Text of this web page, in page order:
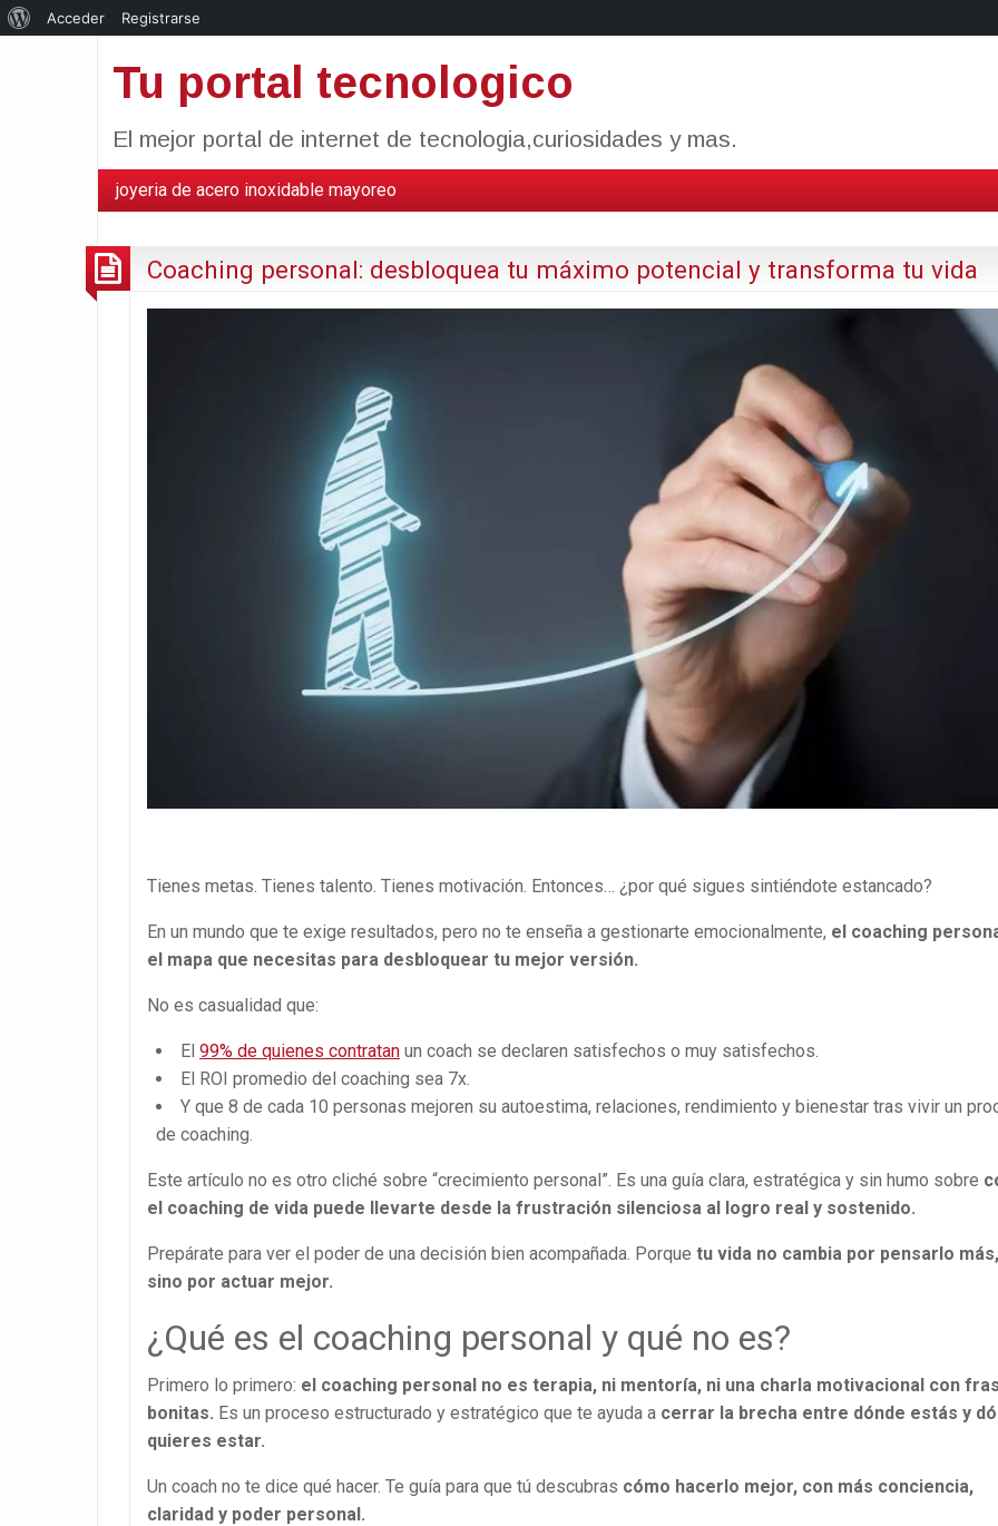
Tu portal tecnologico
El mejor portal de internet de tecnologia,curiosidades y mas.
joyeria de acero inoxidable mayoreo
Coaching personal: desbloquea tu máximo potencial y transforma tu vida
Tienes metas. Tienes talento. Tienes motivación. Entonces… ¿por qué sigues sintiéndote estancado?
En un mundo que te exige resultados, pero no te enseña a gestionarte emocionalmente, el coaching
el mapa que necesitas para desbloquear tu mejor versión.
No es casualidad que:
El 99% de quienes contratan un coach se declaren satisfechos o muy satisfechos.
El ROI promedio del coaching sea 7x.
Y que 8 de cada 10 personas mejoren su autoestima, relaciones, rendimiento y bienestar tras vivir un
de coaching.
Este artículo no es otro cliché sobre “crecimiento personal”. Es una guía clara, estratégica y sin humo sobre
el coaching de vida puede llevarte desde la frustración silenciosa al logro real y sostenido.
Prepárate para ver el poder de una decisión bien acompañada. Porque tu vida no cambia por pensarlo más,
sino por actuar mejor.
¿Qué es el coaching personal y qué no es?
Primero lo primero: el coaching personal no es terapia, ni mentoría, ni una charla motivacional con
bonitas. Es un proceso estructurado y estratégico que te ayuda a cerrar la brecha entre dónde estás y
quieres estar.
Un coach no te dice qué hacer. Te guía para que tú descubras cómo hacerlo mejor, con más conciencia,
claridad y poder personal.
Acerca
Acceder Registrarse